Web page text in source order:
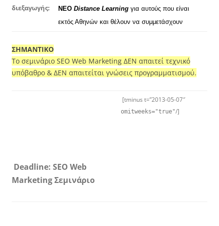
διεξαγωγής:
ΝΕΟ Distance Learning για αυτούς που είναι
εκτός Αθηνών και θέλουν να συμμετάσχουν
ΣΗΜΑΝΤΙΚΟ
Το σεμινάριο SEO Web Marketing ΔΕΝ απαιτεί τεχνικό
υπόβαθρο & ΔEN απαιτείται γνώσεις προγραμματισμού.
Deadline: SEO Web
Marketing Σεμινάριο
[tminus t=”2013-05-07″
omitweeks="true"/]